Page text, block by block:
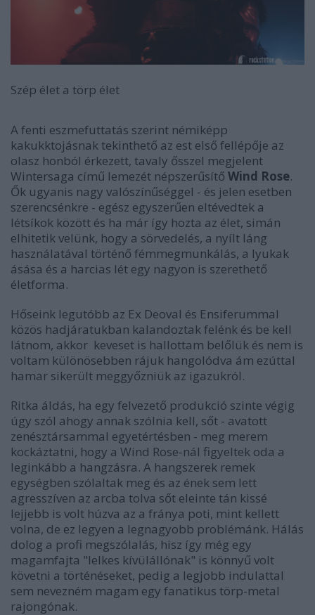
Szép élet a törp élet
A fenti eszmefuttatás szerint némiképp
kakukktojásnak tekinthető az est első fellépője az
olasz honból érkezett, tavaly ősszel megjelent
Wintersaga című lemezét népszerűsítő Wind Rose.
Ők ugyanis nagy valószínűséggel - és jelen esetben
szerencsénkre - egész egyszerűen eltévedtek a
létsíkok között és ha már így hozta az élet, simán
elhitetik velünk, hogy a sörvedelés, a nyílt láng
használatával történő fémmegmunkálás, a lyukak
ásása és a harcias lét egy nagyon is szerethető
életforma.
Hőseink legutóbb az Ex Deoval és Ensiferummal
közös hadjáratukban kalandoztak felénk és be kell
látnom, akkor keveset is hallottam belőlük és nem is
voltam különösebben rájuk hangolódva ám ezúttal
hamar sikerült meggyőzniük az igazukról.
Ritka áldás, ha egy felvezető produkció szinte végig
úgy szól ahogy annak szólnia kell, sőt - avatott
zenésztársammal egyetértésben - meg merem
kockáztatni, hogy a Wind Rose-nál figyeltek oda a
leginkább a hangzásra. A hangszerek remek
egységben szólaltak meg és az ének sem lett
agresszíven az arcba tolva sőt eleinte tán kissé
lejjebb is volt húzva az a fránya poti, mint kellett
volna, de ez legyen a legnagyobb problémánk. Hálás
dolog a profi megszólalás, hisz így még egy
magamfajta "lelkes kívülállónak" is könnyű volt
követni a történéseket, pedig a legjobb indulattal
sem nevezném magam egy fanatikus törp-metal
rajongónak.